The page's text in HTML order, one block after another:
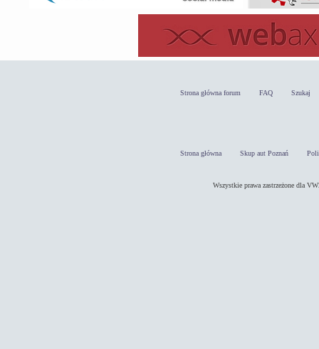
Strona główna forum FAQ Szukaj
Strona główna Skup aut Poznań
Wszystkie prawa zastrzeżone dla